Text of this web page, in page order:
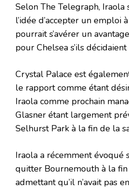
Selon The Telegraph, Iraola
l’idée d’accepter un emploi
pourrait s’avérer un
pour Chelsea s’ils
Crystal Palace est
le rapport comme étant
Iraola comme prochain
Glasner étant largement
Selhurst Park à la fin de la
Iraola a récemment évoqué
quitter Bournemouth à la fin
admettant qu’il n’avait pas